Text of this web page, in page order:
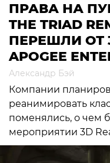
ПРАВА НА
THE TRIAD
ПЕРЕШЛИ ОТ
APOGEE
Александр Бэй
Компании
реанимировать
поменялись, о чем
мероприятии 3D